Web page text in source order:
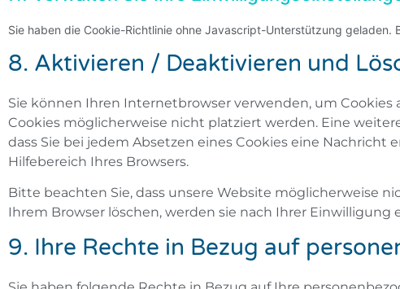
Sie haben die Cookie-Richtlinie ohne Javascript-Unterstützung
8. Aktivieren / Deaktivieren und
Sie können Ihren Internetbrowser verwenden, um
Cookies möglicherweise nicht platziert werden. Eine
dass Sie bei jedem Absetzen eines Cookies eine
Hilfebereich Ihres Browsers.
Bitte beachten Sie, dass unsere Website möglicherweise
Ihrem Browser löschen, werden sie nach Ihrer
9. Ihre Rechte in Bezug auf